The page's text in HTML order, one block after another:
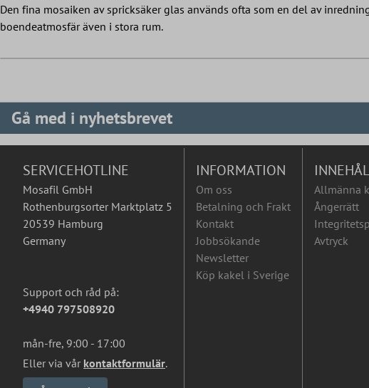
Den fina mosaiken av spricksäker glas används ofta som en del av
boendeatmosfär även i stora rum.
Gå med i nyhetsbrevet
SERVICEHOTLINE
Mosafil GmbH
Rothenburgsorter Marktplatz 5
20539 Hamburg
Germany
Support och råd på:
+4940 797508920
mån-fre, 9:00 - 17:00
Eller via vår kontaktformulär.
INFORMATION
Om oss
Betalning och Frakt
Kontakt
Jobbsökande
Newsletter
Köp kakel i Sverige
Allmänna
Ångerrätt
Avtryck